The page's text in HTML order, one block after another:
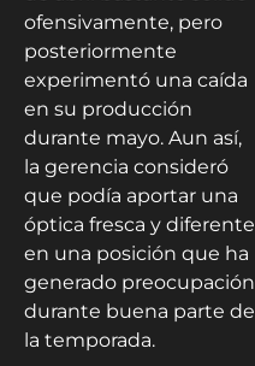
ofensivamente, pero
posteriormente
experimentó una caída
en su producción
durante mayo. Aun así,
la gerencia consideró
que podía aportar una
óptica fresca y diferente
en una posición que ha
generado preocupación
durante buena parte de
la temporada.